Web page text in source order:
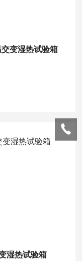
变湿热试验箱
湿热试验箱